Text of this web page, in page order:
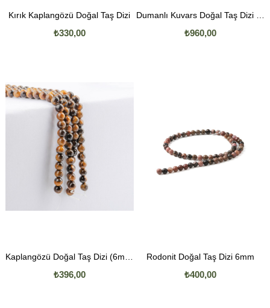
Kırık Kaplangözü Doğal Taş Dizi
₺330,00 ₺960,00
₺396,00
Rodonit Doğal Taş Dizi 6mm
₺400,00